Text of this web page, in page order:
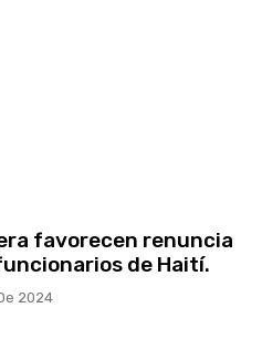
favorecen renuncia
de Haití.
2024